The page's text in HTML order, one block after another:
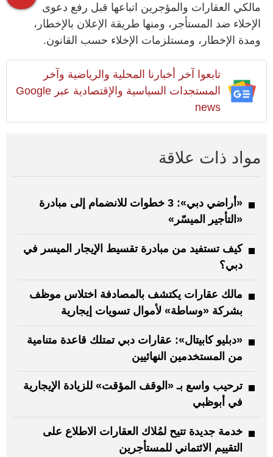
مالكي العقارات والمؤجرين اتباعها قبل رفع دعوى
الإخلاء ضد المستأجر، ومنها طريقة الإعلان بالإخطار،
ومدة الإخطار، ومستلزمات الإخلاء حسب القانون.
تابعوا آخر أخبارنا المحلية والرياضية وآخر
المستجدات السياسية والإقتصادية عبر Google
news
مواد ذات علاقة
«أراضي دبي»: 3 خطوات للانضمام إلى مبادرة
«التأجير الميسّر»
كيف تستفيد من مبادرة تقسيط الإيجار الميسر في
دبي؟
مالك عقارات يكتشف بالمصادفة اختلاس موظف
بشركة «وساطة» لأموال تسويات إيجارية
«دبليو كابيتال»: عقارات دبي تمتلك قاعدة متنامية
من المستخدمين النهائيين
ترحيب واسع بـ «الوقف المؤقت» للزيادة الإيجارية
في أبوظبي
خدمة جديدة تتيح لمُلاك العقارات الاطلاع على
التقييم الائتماني للمستأجرين